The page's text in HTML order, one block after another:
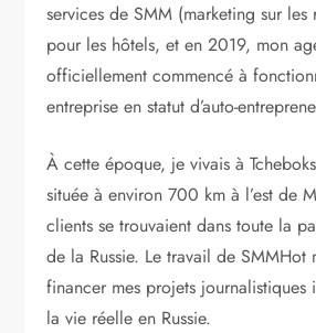
services de SMM (marketing sur les
pour les hôtels, et en 2019, mon
officiellement commencé à
entreprise en statut d’auto-
À cette époque, je vivais à
située à environ 700 km à l’est de
clients se trouvaient dans toute la
de la Russie. Le travail de SMMHot
financer mes projets journalistiques
la vie réelle en Russie.